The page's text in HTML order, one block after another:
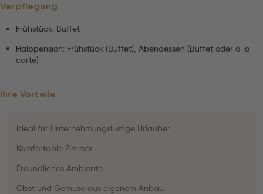
Verpflegung
Frühstück: Buffet
Halbpension: Frühstück (Buffet), Abendessen (Buffet oder à la
carte)
Ihre Vorteile
Ideal für Unternehmungslustige Urlauber
Komfortable Zimmer
Freundliches Ambiente
Obst und Gemüse aus eigenem Anbau